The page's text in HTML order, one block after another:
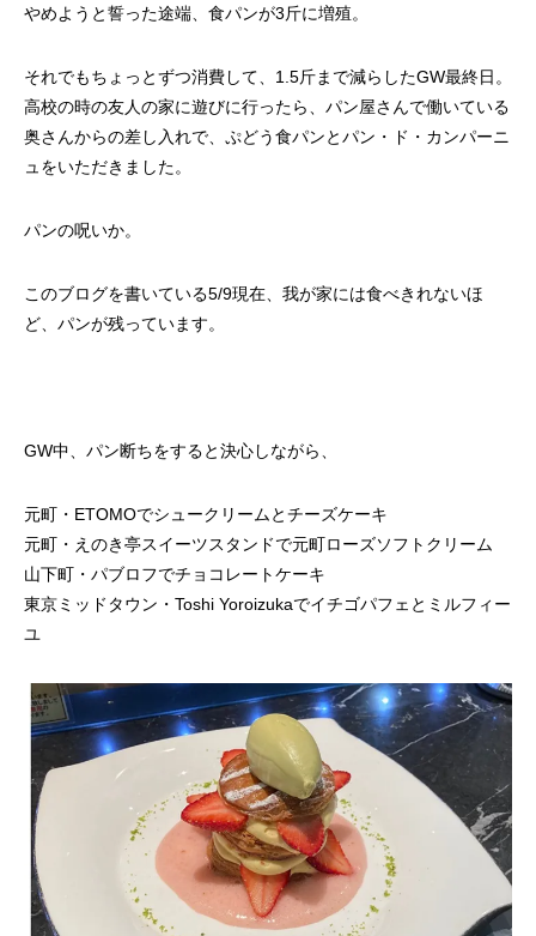
やめようと誓った途端、食パンが3斤に増殖。
それでもちょっとずつ消費して、1.5斤まで減らしたGW最終日。
高校の時の友人の家に遊びに行ったら、パン屋さんで働いている
奥さんからの差し入れで、ぷどう食パンとパン・ド・カンパーニ
ュをいただきました。
パンの呪いか。
このブログを書いている5/9現在、我が家には食べきれないほ
ど、パンが残っています。
GW中、パン断ちをすると決心しながら、
元町・ETOMOでシュークリームとチーズケーキ
元町・えのき亭スイーツスタンドで元町ローズソフトクリーム
山下町・パブロフでチョコレートケーキ
東京ミッドタウン・Toshi Yoroizukaでイチゴパフェとミルフィー
ユ